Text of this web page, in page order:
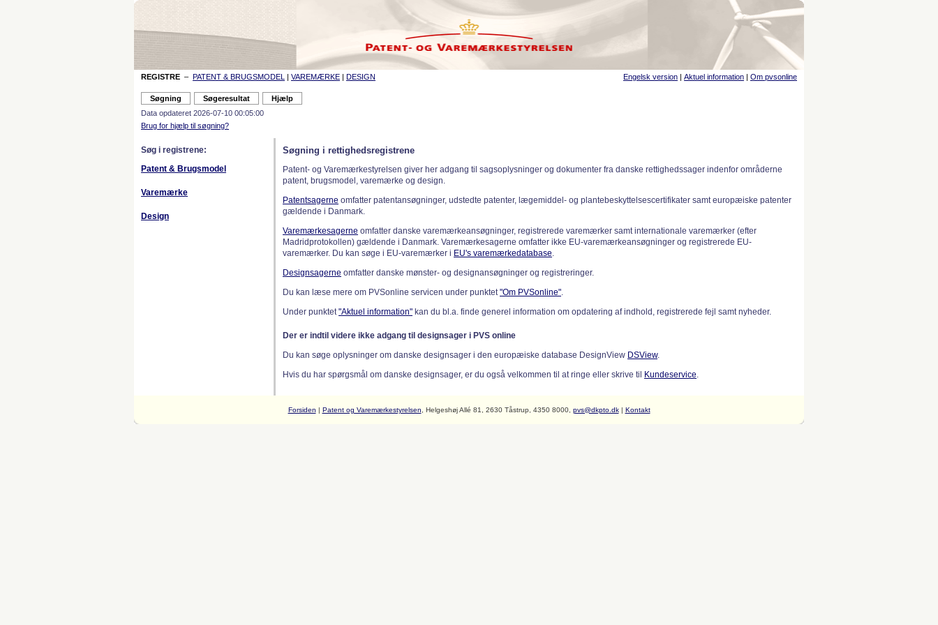
REGISTRE – PATENT & BRUGSMODEL | VAREMÆRKE | DESIGN Engelsk version | Aktuel information | Om pvsonline
Data opdateret 2026-07-10 00:05:00
Brug for hjælp til søgning?
Søg i registrene:
Patent & Brugsmodel
Varemærke
Design
Søgning i rettighedsregistrene
Patent- og Varemærkestyrelsen giver her adgang til sagsoplysninger og dokumenter fra danske rettighedssager indenfor områderne
patent, brugsmodel, varemærke og design.
Patentsagerne omfatter patentansøgninger, udstedte patenter, lægemiddel- og plantebeskyttelsescertifikater samt europæiske patenter
gældende i Danmark.
Varemærkesagerne omfatter danske varemærkeansøgninger, registrerede varemærker samt internationale varemærker (efter
Madridprotokollen) gældende i Danmark. Varemærkesagerne omfatter ikke EU-varemærkeansøgninger og registrerede EU-
varemærker. Du kan søge i EU-varemærker i EU's varemærkedatabase.
Designsagerne omfatter danske mønster- og designansøgninger og registreringer.
Du kan læse mere om PVSonline servicen under punktet"Om PVSonline".
Under punktet"Aktuel information" kan du bl.a. finde generel information om opdatering af indhold, registrerede fejl samt nyheder.
Der er indtil videre ikke adgang til designsager i PVS online
Du kan søge oplysninger om danske designsager i den europæiske database DesignView DSView.
Hvis du har spørgsmål om danske designsager, er du også velkommen til at ringe eller skrive til
Kundeservice.
Forsiden | Patent og Varemærkestyrelsen , Helgeshøj Allé 81, 2630 Tåstrup, 4350 8000, pvs@dkpto.dk| Kontakt